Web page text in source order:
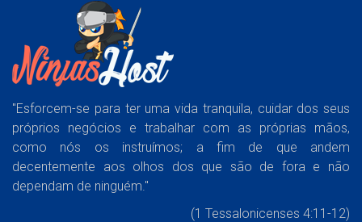
"Esforcem-se para ter uma vida tranquila, cuidar dos seus
próprios negócios e trabalhar com as próprias mãos,
como nós os instruímos; a fim de que andem
decentemente aos olhos dos que são de fora e não
dependam de ninguém."
(1 Tessalonicenses 4:11-12)